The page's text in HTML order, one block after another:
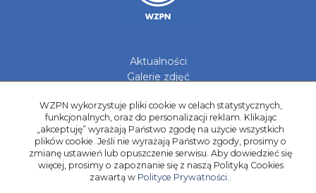
Aktualności
Galerie zdjęć
Kadry Regionów
Program Grantowy
Dziewczyny do Piłki
WZPN wykorzystuje pliki cookie w celach statystycznych,
funkcjonalnych, oraz do personalizacji reklam. Klikając
„akceptuję” wyrażają Państwo zgodę na użycie wszystkich
plików cookie. Jeśli nie wyrażają Państwo zgody, prosimy o
zmianę ustawień lub opuszczenie serwisu. Aby dowiedzieć się
więcej, prosimy o zapoznanie się z naszą Polityką Cookies
zawartą w Polityce Prywatności..